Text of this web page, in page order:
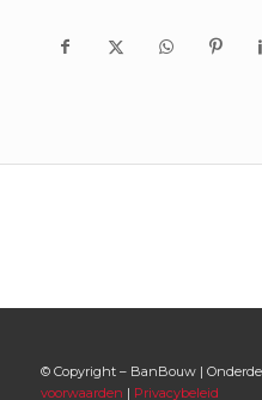
© Copyright – BanBouw |
voorwaarden | Privacybeleid